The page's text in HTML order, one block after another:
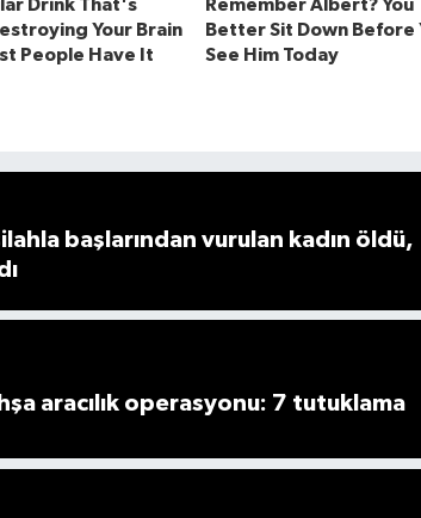
başlarından vurulan kadın öldü,
aracılık operasyonu: 7 tutuklama